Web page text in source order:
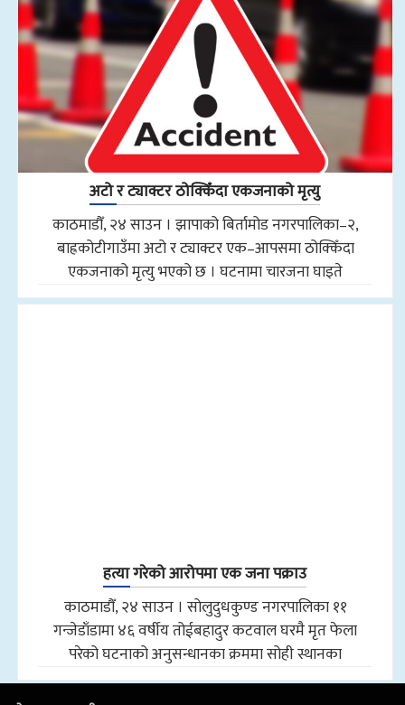
अटो र ट्याक्टर ठोक्किँदा एकजनाको मृत्यु
काठमाडौँ, २४ साउन । झापाको बिर्तामोड नगरपालिका–२,
बाह्रकोटीगाउँमा अटो र ट्याक्टर एक–आपसमा ठोक्किँदा
एकजनाको मृत्यु भएको छ । घटनामा चारजना घाइते
हत्या गरेको आरोपमा एक जना पक्राउ
काठमाडौँ, २४ साउन । सोलुदुधकुण्ड नगरपालिका ११
गन्जेडाँडामा ४६ वर्षीय तोईबहादुर कटवाल घरमै मृत फेला
परेको घटनाको अनुसन्धानका क्रममा सोही स्थानका